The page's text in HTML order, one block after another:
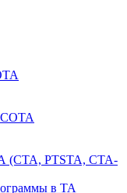
СОТА
(СТА, PTSTA, СТА-
в ТА